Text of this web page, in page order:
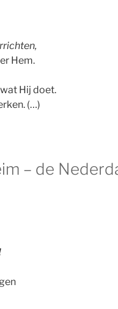
Hem.
Hij doet.
(…)
– de